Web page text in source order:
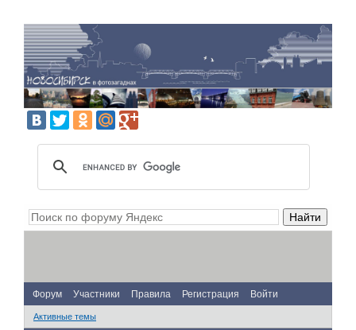
Форум Участники Правила Регистрация Войти
Активные темы